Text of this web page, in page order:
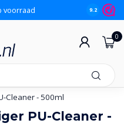
voorraad 9.2
0
Cleaner - 500ml
PU-Cleaner -